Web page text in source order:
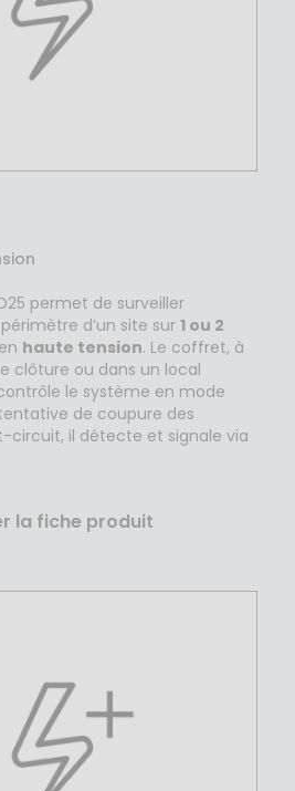
permet de surveiller
d’un site sur1 ou 2
haute tension. Le coffret, à
clôture ou dans un local
le système en mode
de coupure des
il détecte et signale via
la fiche produit